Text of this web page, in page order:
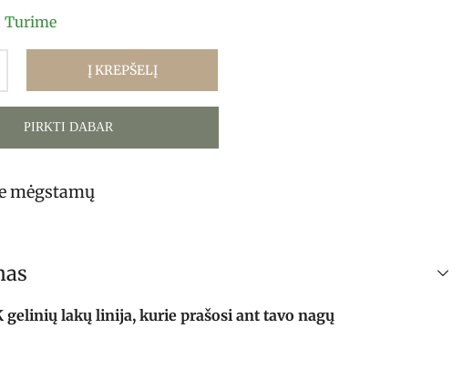
Turime
Į KREPŠELĮ
PIRKTI DABAR
mėgstamų
gelinių lakų linija, kurie prašosi ant tavo nagų